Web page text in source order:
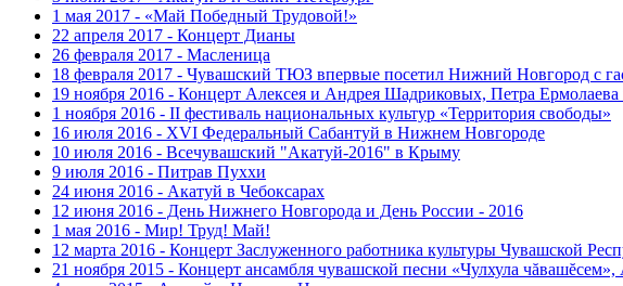
1 мая 2017 - «Май Победный Трудовой!»
22 апреля 2017 - Концерт Дианы
26 февраля 2017 - Масленица
18 февраля 2017 - Чувашский ТЮЗ впервые посетил Нижний Новгород с
19 ноября 2016 - Концерт Алексея и Андрея Шадриковых, Петра
1 ноября 2016 - II фестиваль национальных культур «Территория свободы»
16 июля 2016 - XVI Федеральный Сабантуй в Нижнем Новгороде
10 июля 2016 - Всечувашский "Акатуй-2016" в Крыму
9 июля 2016 - Питрав Пуххи
24 июня 2016 - Акатуй в Чебоксарах
12 июня 2016 - День Нижнего Новгорода и День России - 2016
1 мая 2016 - Мир! Труд! Май!
12 марта 2016 - Концерт Заслуженного работника культуры Чувашской
21 ноября 2015 - Концерт ансамбля чувашской песни «Чулхула